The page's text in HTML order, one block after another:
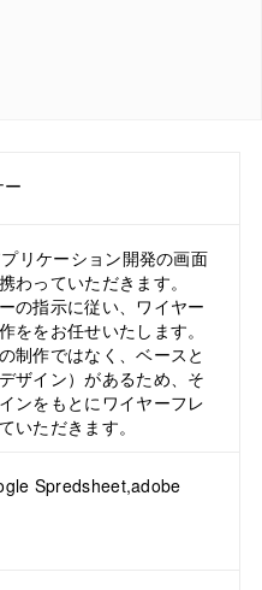
プリケーション開発の画面
わっていただきます。
の指示に従い、ワイヤー
ををお任せいたします。
制作ではなく、ベースと
ザイン）があるため、そ
ンをもとにワイヤーフレ
いただきます。
Spredsheet,adobe